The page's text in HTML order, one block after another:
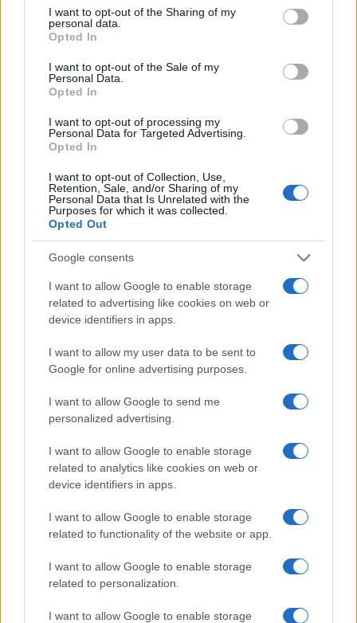
not limited to your visit or usage behaviour. You may click to
grant or deny consent to Google and its third-party tags to
use your data for below specified purposes in below Google
consent section.
I want to opt-out of the Sharing of my
personal data.
Opted In
I want to opt-out of the Sale of my
Personal Data.
Opted In
I want to opt-out of processing my
Personal Data for Targeted Advertising.
Opted In
I want to opt-out of Collection, Use,
Retention, Sale, and/or Sharing of my
Personal Data that Is Unrelated with the
Purposes for which it was collected.
Opted Out
Google consents
I want to allow Google to enable storage
related to advertising like cookies on web or
device identifiers in apps.
I want to allow my user data to be sent to
Google for online advertising purposes.
I want to allow Google to send me
personalized advertising.
I want to allow Google to enable storage
related to analytics like cookies on web or
device identifiers in apps.
I want to allow Google to enable storage
related to functionality of the website or app.
I want to allow Google to enable storage
related to personalization.
I want to allow Google to enable storage
alcohol
αγορά ενέργειας
Η Chery επενδύει 75 εκατ. δολάρια στην KG Mobility
Το FIAT 500 Hybrid τώρα
από 18.990 ευρώ
συνεχίζουν μαζί: Ανανέωση
της συνεργασίας τους μέχρι
το 2028
18η συνεχόμενη χρονιά για τον ΟΤΕ στη διεθνή σειρά
δεικτών FTSE4Good
Alpha Bank: Για πρώτη φορά το Αρχαίο Θέατρο Επιδαύρου
άνοιξε τις πύλες του σε όλους